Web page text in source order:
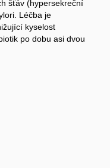
šťáv (hypersekreční
Léčba je
kyselost
po dobu asi dvou